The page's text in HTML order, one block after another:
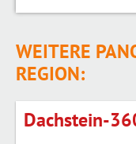
WEITERE
REGION:
Dachstein-